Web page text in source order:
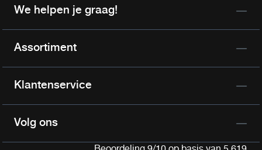
We helpen je graag!
Assortiment
Klantenservice
Volg ons